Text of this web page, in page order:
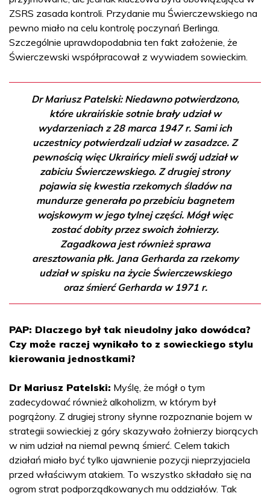
ZSRS zasada kontroli. Przydanie mu Świerczewskiego na
pewno miało na celu kontrolę poczynań Berlinga.
Szczególnie uprawdopodabnia ten fakt założenie, że
Świerczewski współpracował z wywiadem sowieckim.
Dr Mariusz Patelski: Niedawno potwierdzono,
które ukraińskie sotnie brały udział w
wydarzeniach z 28 marca 1947 r. Sami ich
uczestnicy potwierdzali udział w zasadzce. Z
pewnością więc Ukraińcy mieli swój udział w
zabiciu Świerczewskiego. Z drugiej strony
pojawia się kwestia rzekomych śladów na
mundurze generała po przebiciu bagnetem
wojskowym w jego tylnej części. Mógł więc
zostać dobity przez swoich żołnierzy.
Zagadkowa jest również sprawa
aresztowania płk. Jana Gerharda za rzekomy
udział w spisku na życie Świerczewskiego
oraz śmierć Gerharda w 1971 r.
PAP: Dlaczego był tak nieudolny jako dowódca?
Czy może raczej wynikało to z sowieckiego stylu
kierowania jednostkami?
Dr Mariusz Patelski: Myślę, że mógł o tym
zadecydować również alkoholizm, w którym był
pogrążony. Z drugiej strony słynne rozpoznanie bojem w
strategii sowieckiej z góry skazywało żołnierzy biorących
w nim udział na niemal pewną śmierć. Celem takich
działań miało być tylko ujawnienie pozycji nieprzyjaciela
przed właściwym atakiem. To wszystko składało się na
ogrom strat podporządkowanych mu oddziałów. Tak